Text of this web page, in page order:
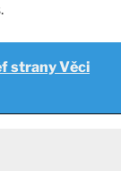
strany Věci